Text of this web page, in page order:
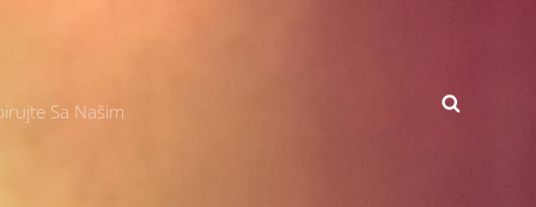
Sa Našim